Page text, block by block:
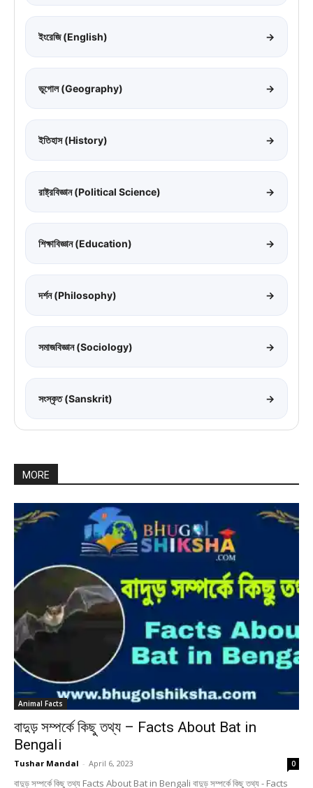
ইংরেজি (English) →
ভূগোল (Geography) →
ইতিহাস (History) →
রাষ্ট্রবিজ্ঞান (Political Science) →
শিক্ষাবিজ্ঞান (Education) →
দর্শন (Philosophy) →
সমাজবিজ্ঞান (Sociology) →
সংস্কৃত (Sanskrit) →
MORE
Animal Facts
বাদুড় সম্পর্কে কিছু তথ্য – Facts About Bat in
Bengali
Tushar Mandal - April 6, 2023 0
বাদুড় সম্পর্কে কিছু তথ্য Facts About Bat in Bengali বাদুড় সম্পর্কে কিছু তথ্য - Facts